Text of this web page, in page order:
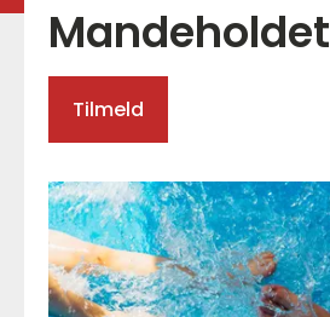
Mandeholdet
Tilmeld